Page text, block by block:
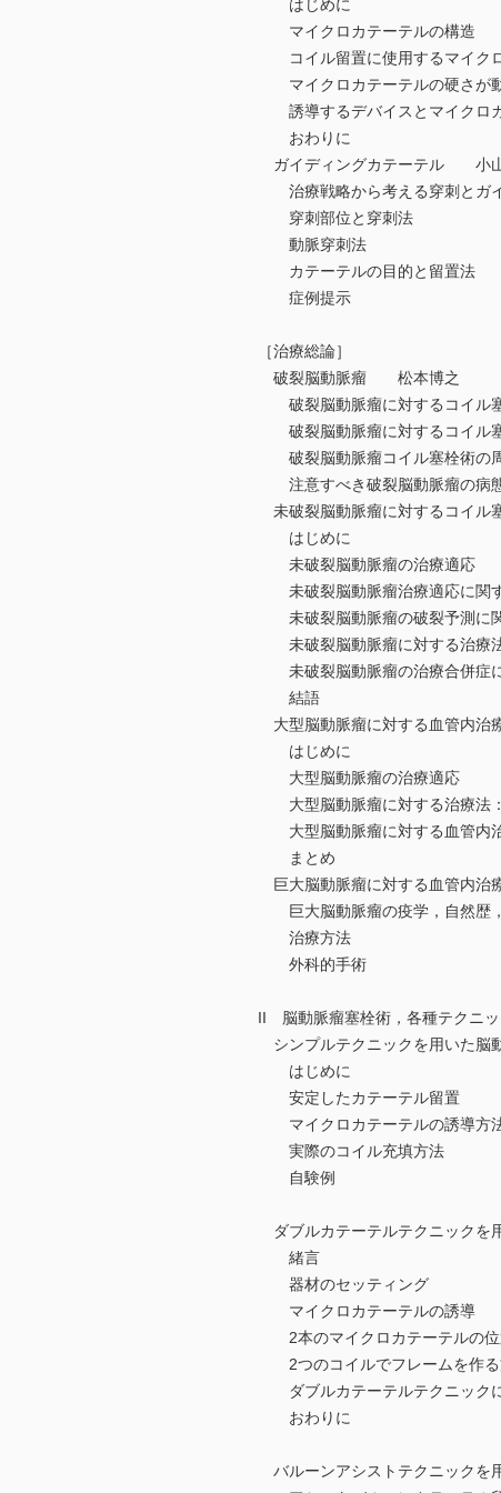
はじめに
マイクロカテーテルの構造
コイル留置に使用するマイク
マイクロカテーテルの硬さが
誘導するデバイスとマイクロ
おわりに
ガイディングカテーテル 小
治療戦略から考える穿刺とガ
穿刺部位と穿刺法
動脈穿刺法
カテーテルの目的と留置法
症例提示
［治療総論］
破裂脳動脈瘤 松本博之
破裂脳動脈瘤に対するコイル
破裂脳動脈瘤に対するコイル
破裂脳動脈瘤コイル塞栓術の
注意すべき破裂脳動脈瘤の病
未破裂脳動脈瘤に対するコイ
はじめに
未破裂脳動脈瘤の治療適応
未破裂脳動脈瘤治療適応に関
未破裂脳動脈瘤の破裂予測に
未破裂脳動脈瘤に対する治療
未破裂脳動脈瘤の治療合併症
結語
大型脳動脈瘤に対する血管内
はじめに
大型脳動脈瘤の治療適応
大型脳動脈瘤に対する治療
大型脳動脈瘤に対する血管内
まとめ
巨大脳動脈瘤に対する血管内
巨大脳動脈瘤の疫学，自然歴
治療方法
外科的手術
II 脳動脈瘤塞栓術，各種テクニ
シンプルテクニックを用いた
はじめに
安定したカテーテル留置
マイクロカテーテルの誘導方
実際のコイル充填方法
自験例
ダブルカテーテルテクニック
緒言
器材のセッティング
マイクロカテーテルの誘導
2本のマイクロカテーテルの
2つのコイルでフレームを作
ダブルカテーテルテクニック
おわりに
バルーンアシストテクニック